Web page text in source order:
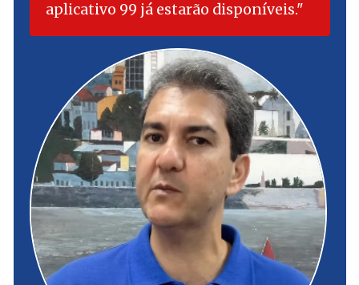
aplicativo 99 já estarão disponíveis.